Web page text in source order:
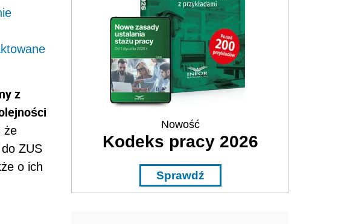
z
że
ZUS
o ich
Nowość
Kodeks pracy 2026
Sprawdź